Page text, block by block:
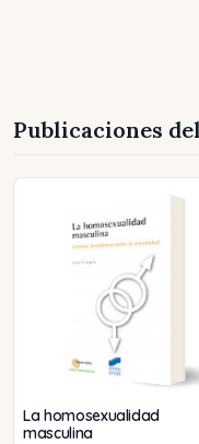
Publicaciones
La homosexualidad
masculina